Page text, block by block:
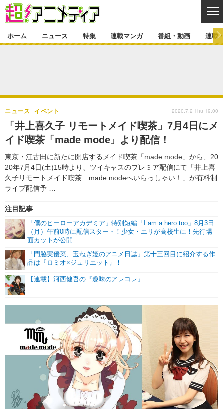
ゲーム・アプリ マンガ
グッズ イベント
声優 コスプレ
舞台 新帝スタ
特集一覧 カバー
ラキりす
連載マンガ
連載マンガ一覧 連載一覧
番組・動画
番組・動画一覧 ラジオ
動画
連載・ブログ
連載・ブログ一覧 コラム
編集部ブログ・お知らせ
ホーム ニュース 特集 連載マンガ 番組・動画 連載
「井上喜久子 リモートメイド喫茶」7月4日にメ
イド喫茶「made mode」より配信！
東京・江古田に新たに開店するメイド喫茶「made mode」から、20
20年7月4日(土)15時より、ツイキャスのプレミア配信にて「井上喜
久子リモートメイド喫茶 made modeへいらっしゃい！」が有料制
ライブ配信予 …
ニュース イベント
注目記事
「僕のヒーローアカデミア」特別短編「I am a hero too」8月3日
（月）午前0時に配信スタート！少女・エリが高校生に！先行場
面カットが公開
「門脇実優菜、玉ねぎ姫のアニメ日誌」第十三回目に紹介する作
品は『ロミオ×ジュリエット』！
【連載】河西健吾の『趣味のアレコレ』
2020.7.2 Thu 19:00